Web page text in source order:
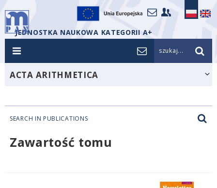
JEDNOSTKA NAUKOWA KATEGORII A+
szukaj...
ACTA ARITHMETICA
SEARCH IN PUBLICATIONS
Zawartość tomu